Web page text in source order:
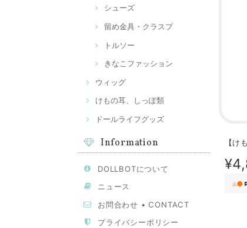
シューズ
留め金具・クラスプ
トルソー
きなこファッション
ウィッグ
けもの耳、しっぽ類
ドールライフグッズ
Information
DOLLBOTについて
ニュース
お問合わせ • CONTACT
プライバシーポリシー
【け